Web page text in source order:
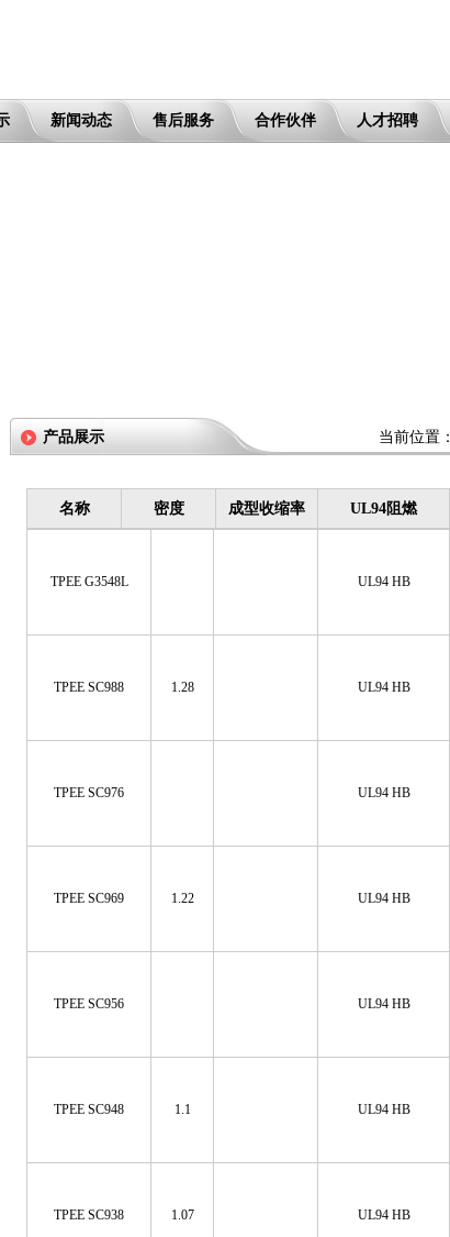
新闻动态 售后服务 合作伙伴 人才招聘
当前位置：
产品展示
名称 密度 成型收缩率 UL94阻燃
TPEE G3548L UL94 HB
TPEE SC988 1.28 UL94 HB
TPEE SC976 UL94 HB
TPEE SC969 1.22 UL94 HB
TPEE SC956 UL94 HB
TPEE SC948 1.1 UL94 HB
TPEE SC938 1.07 UL94 HB